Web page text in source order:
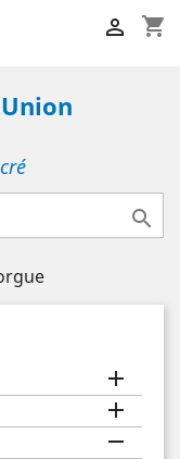
shopping_cart




